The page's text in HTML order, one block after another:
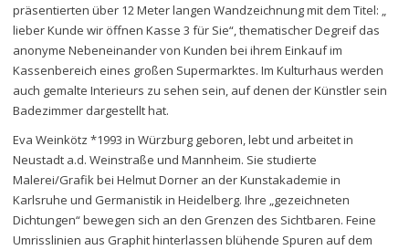
präsentierten über 12 Meter langen Wandzeichnung mit dem Titel: „
lieber Kunde wir öffnen Kasse 3 für Sie“, thematischer Degreif das
anonyme Nebeneinander von Kunden bei ihrem Einkauf im
Kassenbereich eines großen Supermarktes. Im Kulturhaus werden
auch gemalte Interieurs zu sehen sein, auf denen der Künstler sein
Badezimmer dargestellt hat.
Eva Weinkötz *1993 in Würzburg geboren, lebt und arbeitet in
Neustadt a.d. Weinstraße und Mannheim. Sie studierte
Malerei/Grafik bei Helmut Dorner an der Kunstakademie in
Karlsruhe und Germanistik in Heidelberg. Ihre „gezeichneten
Dichtungen“ bewegen sich an den Grenzen des Sichtbaren. Feine
Umrisslinien aus Graphit hinterlassen blühende Spuren auf dem